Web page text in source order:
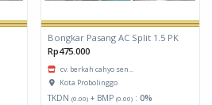
Bongkar Pasang AC Split 1.5 PK
Rp475.000
cv. berkah cahyo sen...
Kota Probolinggo
TKDN (0.00) + BMP (0.00) : 0%